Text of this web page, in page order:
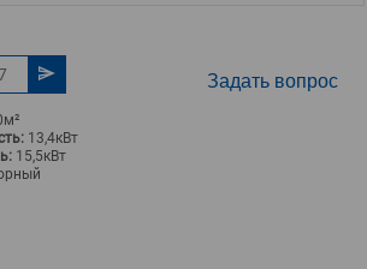
Задать вопрос
13,4кВт
15,5кВт